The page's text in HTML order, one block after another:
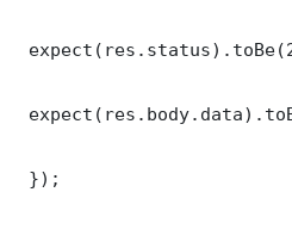
});